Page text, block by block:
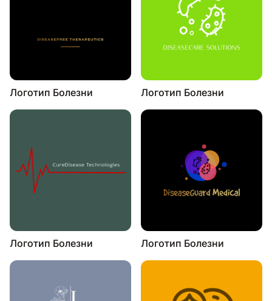
Логотип Болезни Логотип Болезни
Логотип Болезни Логотип Болезни